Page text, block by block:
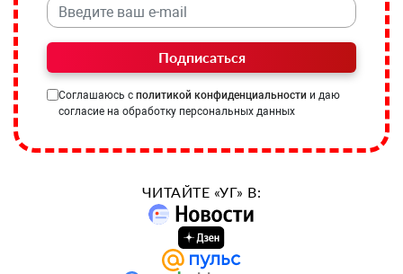
Подписаться
Соглашаюсь с политикой конфиденциальности и даю
согласие на обработку персональных данных
ЧИТАЙТЕ «УГ» В: